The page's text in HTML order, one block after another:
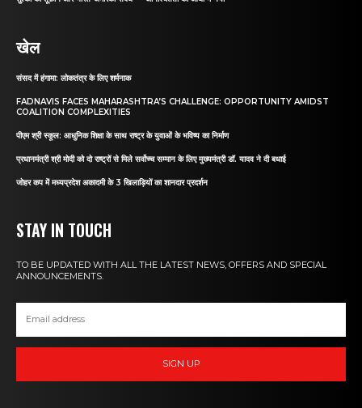
खेल
संसद में हंगामा: लोकतंत्र के लिए शर्मनाक
FADNAVIS FACES MAHARASHTRA’S CHALLENGE: OPPORTUNITY AMIDST
COALITION COMPLEXITIES
पीएम श्री स्कूल: आधुनिक शिक्षा के साथ राष्ट्र के युवाओं के भविष्य का निर्माण
प्रधानमंत्री श्री मोदी को दो राष्ट्रों से मिले सर्वोच्च सम्मान के लिए मुख्यमंत्री डॉ. यादव ने दी बधाई
जोहर कप में मध्यप्रदेश अकादमी के 3 खिलाड़ियों का शानदार प्रदर्शन
STAY IN TOUCH
TO BE UPDATED WITH ALL THE LATEST NEWS, OFFERS AND SPECIAL
ANNOUNCEMENTS.
SIGN UP